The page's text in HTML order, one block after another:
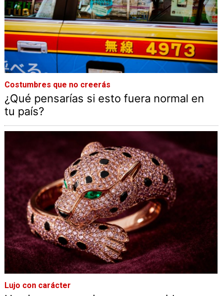
Costumbres que no creerás
¿Qué pensarías si esto fuera normal en
tu país?
Lujo con carácter